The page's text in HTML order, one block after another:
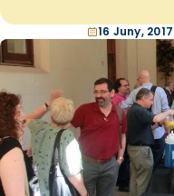
16 Juny, 2017